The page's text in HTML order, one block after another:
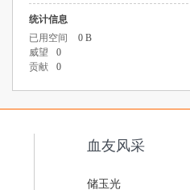
统计信息
已用空间
0 B
威望
0
贡献
0
血友风采
储玉光